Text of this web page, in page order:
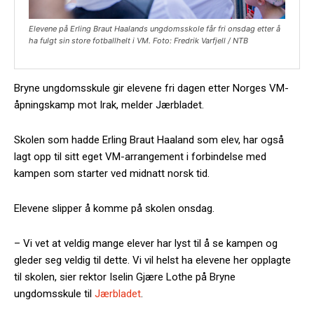
Elevene på Erling Braut Haalands ungdomsskole får fri onsdag etter å
ha fulgt sin store fotballhelt i VM. Foto: Fredrik Varfjell / NTB
Bryne ungdomsskule gir elevene fri dagen etter Norges VM-
åpningskamp mot Irak, melder Jærbladet.
Skolen som hadde Erling Braut Haaland som elev, har også
lagt opp til sitt eget VM-arrangement i forbindelse med
kampen som starter ved midnatt norsk tid.
Elevene slipper å komme på skolen onsdag.
– Vi vet at veldig mange elever har lyst til å se kampen og
gleder seg veldig til dette. Vi vil helst ha elevene her opplagte
til skolen, sier rektor Iselin Gjære Lothe på Bryne
ungdomsskule til Jærbladet